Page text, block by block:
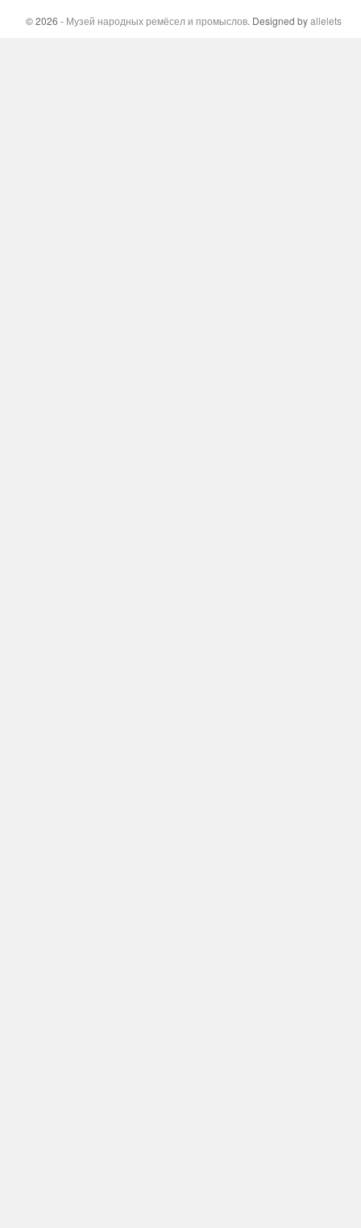
© 2026 - Музей народных ремёсел и промыслов. Designed byallelets